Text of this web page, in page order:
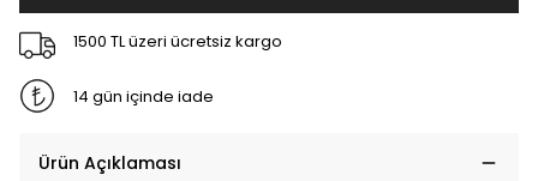
1500 TL üzeri ücretsiz kargo
14 gün içinde iade
Ürün Açıklaması